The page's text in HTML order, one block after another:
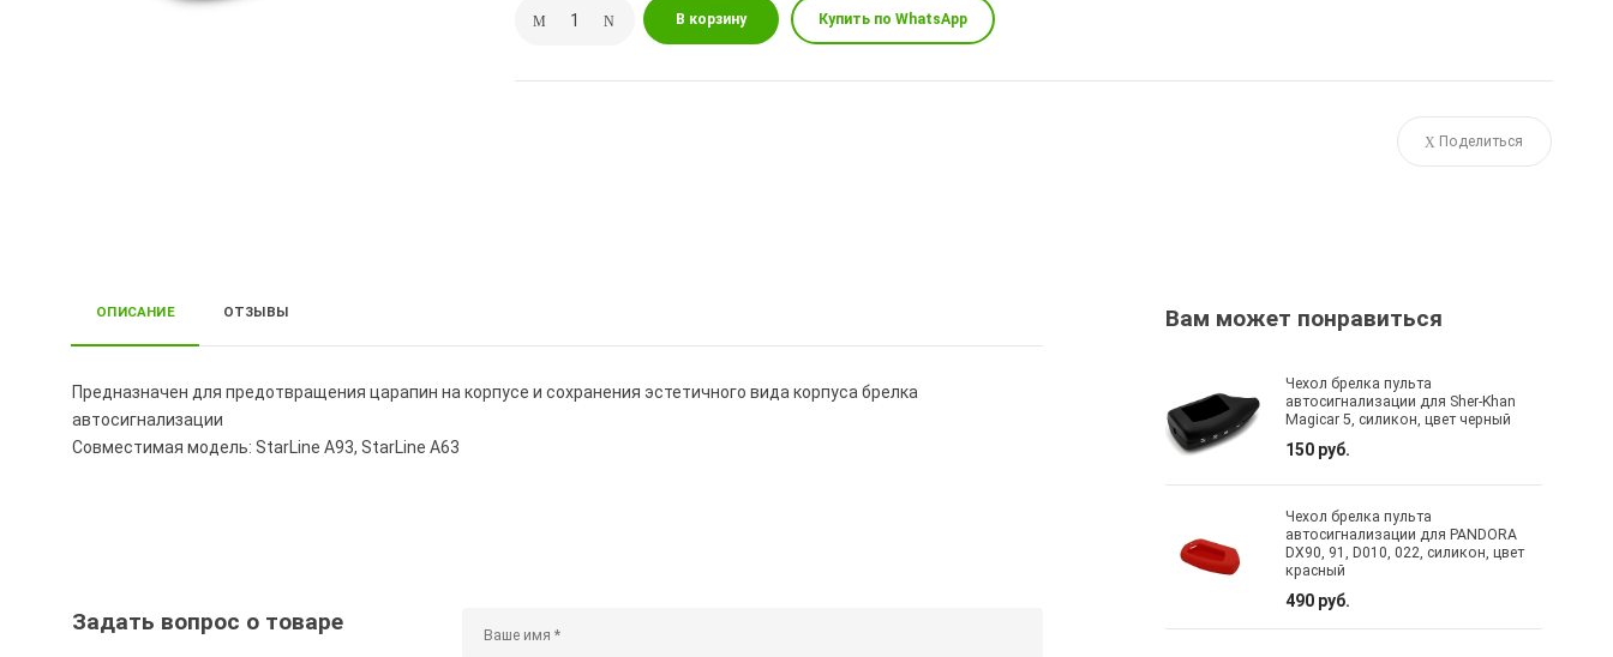
В корзину Купить по WhatsApp
Поделиться
ОПИСАНИЕ ОТЗЫВЫ
Предназначен для предотвращения царапин на корпусе и сохранения эстетичного вида корпуса брелка
автосигнализации
Совместимая модель: StarLine A93, StarLine A63
Задать вопрос о товаре
Вам может понравиться
Чехол брелка пульта
автосигнализации для Sher-Khan
Magicar 5, силикон, цвет черный
150 руб.
Чехол брелка пульта
автосигнализации для PANDORA
DX90, 91, D010, 022, силикон, цвет
красный
490 руб.